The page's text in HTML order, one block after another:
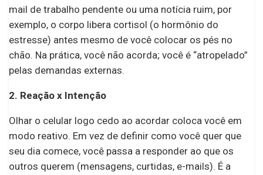
mail de trabalho pendente ou uma notícia ruim, por
exemplo, o corpo libera cortisol (o hormônio do
estresse) antes mesmo de você colocar os pés no
chão. Na prática, você não acorda; você é “atropelado”
pelas demandas externas.
2. Reação x Intenção
Olhar o celular logo cedo ao acordar coloca você em
modo reativo. Em vez de definir como você quer que
seu dia comece, você passa a responder ao que os
outros querem (mensagens, curtidas, e-mails). É a